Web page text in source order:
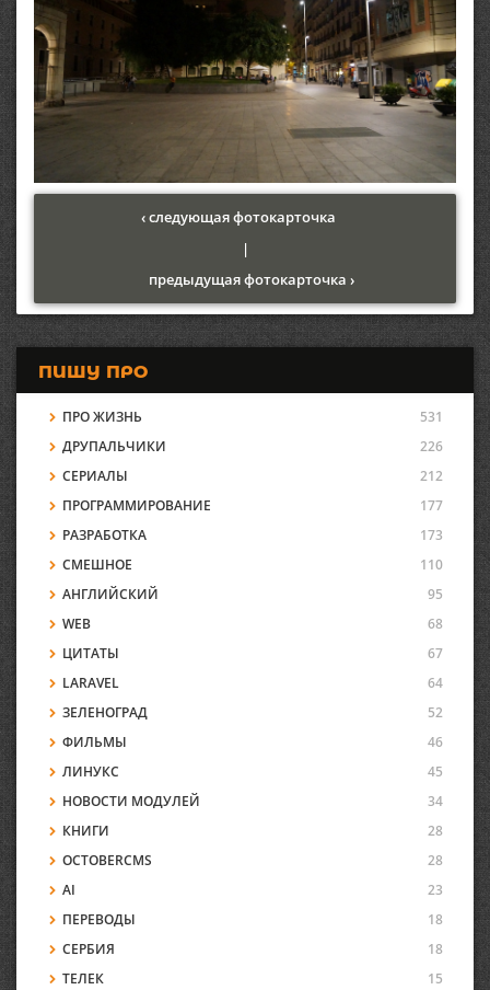
‹ следующая фотокарточка
|
предыдущая фотокарточка ›
ПИШУ ПРО
ПРО ЖИЗНЬ
531
ДРУПАЛЬЧИКИ
226
СЕРИАЛЫ
212
ПРОГРАММИРОВАНИЕ
177
РАЗРАБОТКА
173
СМЕШНОЕ
110
АНГЛИЙСКИЙ
95
WEB
68
ЦИТАТЫ
67
LARAVEL
64
ЗЕЛЕНОГРАД
52
ФИЛЬМЫ
46
ЛИНУКС
45
НОВОСТИ МОДУЛЕЙ
34
КНИГИ
28
OCTOBERCMS
28
AI
23
ПЕРЕВОДЫ
18
СЕРБИЯ
18
ТЕЛЕК
15